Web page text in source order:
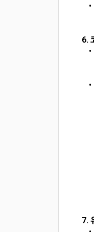
6.
7.